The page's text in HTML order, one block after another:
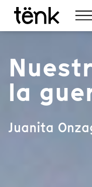
la
Juanita